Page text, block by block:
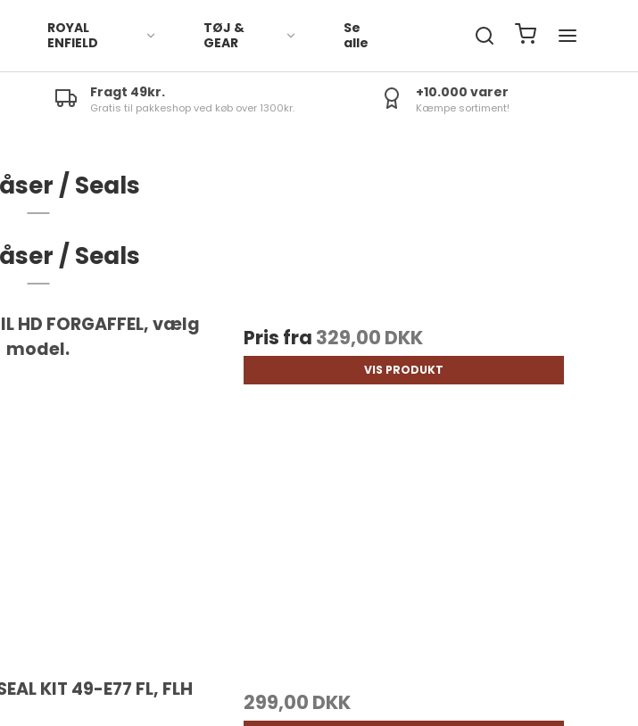
ROYAL
ENFIELD
TØJ &
GEAR
Se
alle
Fragt 49kr.
Gratis til pakkeshop ved køb over 1300kr.
+10.000 varer
Kæmpe sortiment!
/ Seals
/ Seals
HD FORGAFFEL, vælg
model.
Pris fra 329,00 DKK
VIS PRODUKT
KIT 49-E77 FL, FLH
299,00 DKK